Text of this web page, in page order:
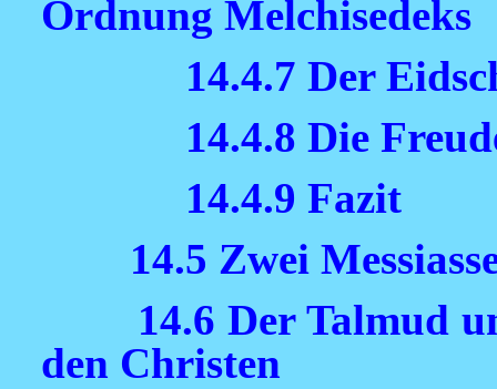
Ordnung Melchisedeks
14.4.7 Der
14.4.8 Die
14.4.9 Fazit
14.5 Zwei
14.6 Der Talmud
den Christen